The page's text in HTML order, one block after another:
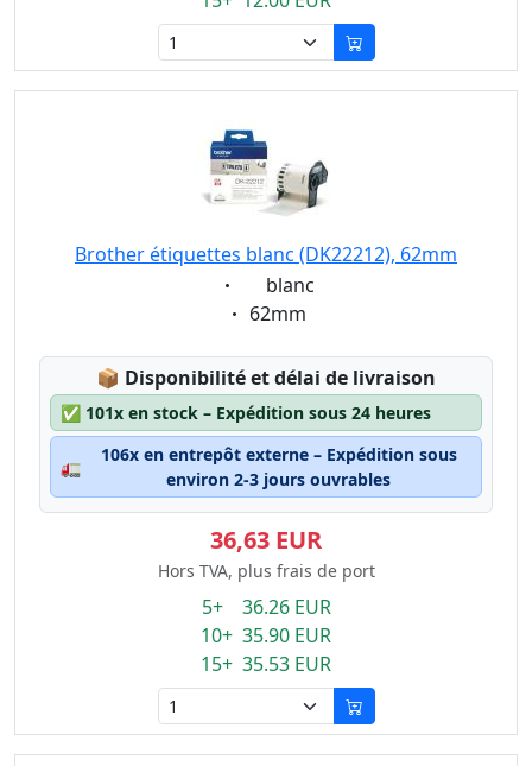
Brother étiquettes blanc (DK22212), 62mm
Eigenschaft:
blanc
Eigenschaft:
62mm
📦 Lagerstatus:
Disponibilité et délai de livraison
✅ 101x en stock – Expédition sous 24 heures
🚛
106x en entrepôt externe – Expédition sous
environ 2-3 jours ouvrables
36,63 EUR
Hors TVA, plus frais de port
5+ 36.26 EUR
10+ 35.90 EUR
15+ 35.53 EUR